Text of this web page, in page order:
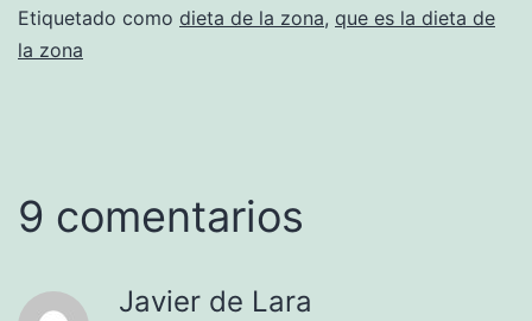
Etiquetado como dieta de la zona, que es la dieta de
la zona
9 comentarios
Javier de Lara